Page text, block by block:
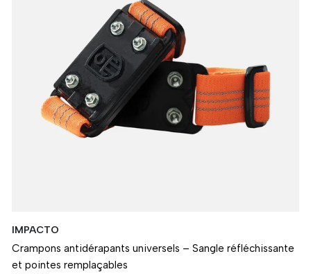
IMPACTO
Crampons antidérapants universels – Sangle réfléchissante
et pointes remplaçables